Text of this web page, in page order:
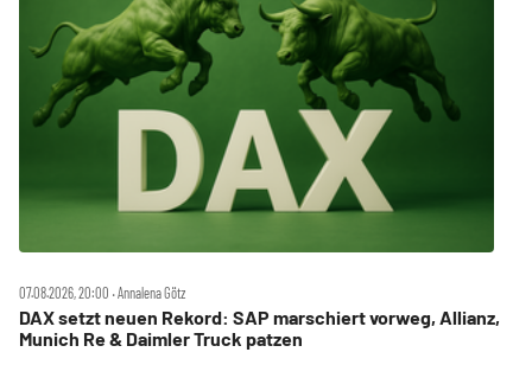
07.08.2026, 20:00 ‧ Annalena Götz
DAX setzt neuen Rekord: SAP marschiert vorweg, Allianz,
Munich Re & Daimler Truck patzen